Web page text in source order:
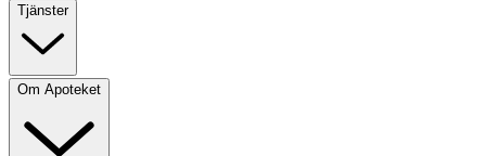
Tjänster
Om Apoteket